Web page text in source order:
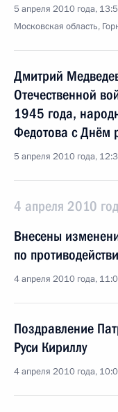
5 апреля 2010 года,
Московская область,
Дмитрий
Отечественной
1945 года,
Федотова с Днём
5 апреля 2010 года,
4 апреля 2010
Внесены
по
4 апреля 2010 года,
Поздравление
Руси Кириллу
4 апреля 2010 года,